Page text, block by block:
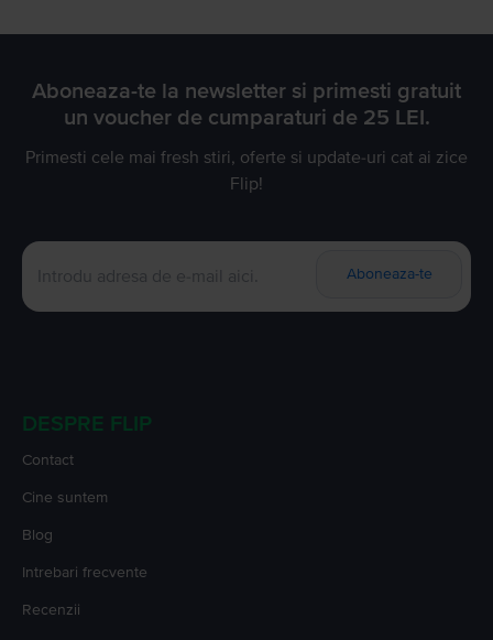
Aboneaza-te la newsletter si primesti gratuit
un voucher de cumparaturi de 25 LEI.
Primesti cele mai fresh stiri, oferte si update-uri cat ai zice
Flip!
Aboneaza-te
DESPRE FLIP
Contact
Cine suntem
Blog
Intrebari frecvente
Recenzii